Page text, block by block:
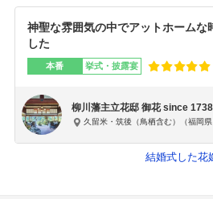
神聖な雰囲気の中でアットホームな
した
本番 挙式・披露宴
柳川藩主立花邸 御花 since 1738
久留米・筑後（鳥栖含む）（福岡県
結婚式した花